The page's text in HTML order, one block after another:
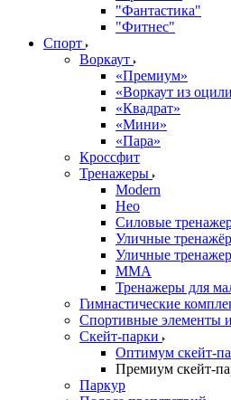
"Фантастика"
"Фитнес"
Спорт
Воркаут
«Премиум»
«Воркаут из
«Квадрат»
«Мини»
«Пара»
Кроссфит
Тренажеры
Modern
Нео
Силовые
Уличные
Уличные
ММА
Тренажеры для
Гимнастические
Спортивные элементы
Скейт-парки
Оптимум скейт-
Премиум скейт-
Паркур